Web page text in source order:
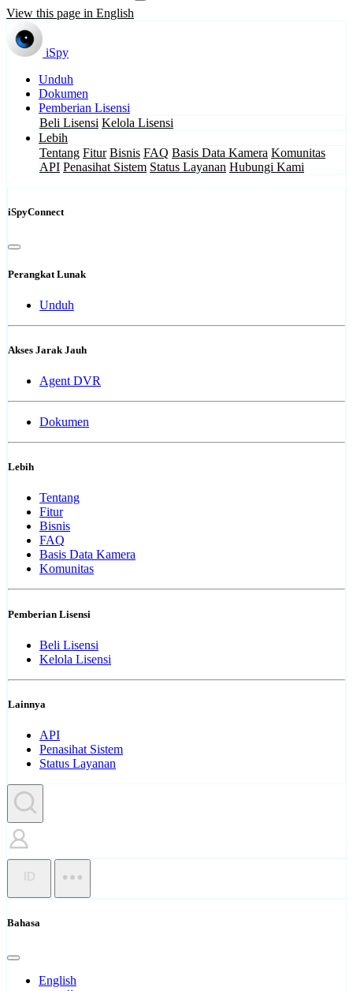
View this page in English
iSpy
Unduh
Dokumen
Pemberian Lisensi
Beli Lisensi Kelola Lisensi
Lebih
Tentang Fitur Bisnis FAQ Basis Data Kamera Komunitas
API Penasihat Sistem Status Layanan Hubungi Kami
iSpyConnect
Perangkat Lunak
Unduh
Akses Jarak Jauh
Agent DVR
Dokumen
Lebih
Tentang
Fitur
Bisnis
FAQ
Basis Data Kamera
Komunitas
Pemberian Lisensi
Beli Lisensi
Kelola Lisensi
Lainnya
API
Penasihat Sistem
Status Layanan
ID
Bahasa
English